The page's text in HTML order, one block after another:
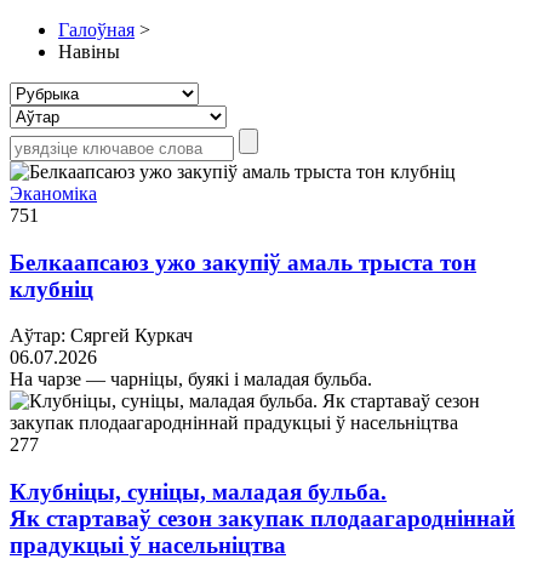
Галоўная >
Навіны
Эканоміка
751
Белкаапсаюз ужо закупіў амаль трыста тон
клубніц
Аўтар: Сяргей Куркач
06.07.2026
На чарзе — чарніцы, буякі і маладая бульба.
277
Клубніцы, суніцы, маладая бульба.
Як стартаваў сезон закупак плодаагародніннай
прадукцыі ў насельніцтва